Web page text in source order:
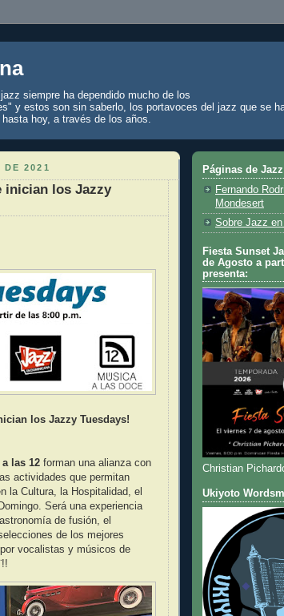
siempre ha dependido mucho de los
y estos son sin saberlo, los portavoces del jazz que se
hoy, a través de los años.
DE 2021
inician los Jazzy
los Jazzy Tuesdays!
a las 12 forman una alianza con
actividades que permitan
la Cultura, la Hospitalidad, el
Será una experiencia
de fusión, el
de los mejores
vocalistas y músicos de
Páginas de
Fernando
Mondesert
Sobre Jazz
Fiesta Sunset
de Agosto a
presenta:
Christian
Ukiyoto